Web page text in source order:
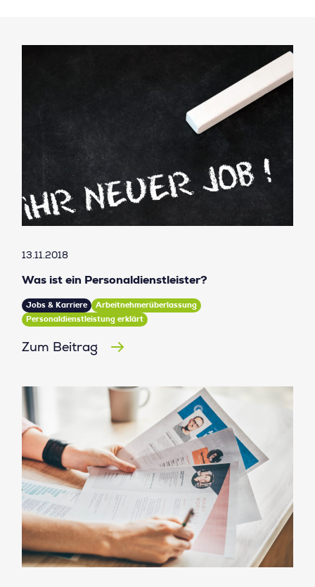
13.11.2018
Was ist ein Personaldienstleister?
Jobs & Karriere
Arbeitnehmerüberlassung
Personaldienstleistung erklärt
Zum Beitrag